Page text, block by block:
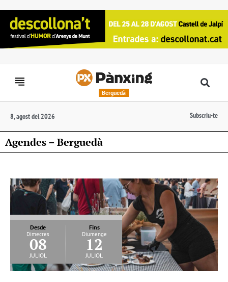
Berguedà
8, agost del 2026 Subscriu-te
Agendes – Berguedà
Desde
Dimecres
08
juliol
Fins
Diumenge
12
juliol